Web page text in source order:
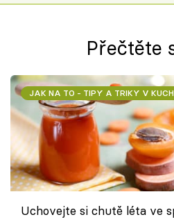
Přečtěte
JAK NA TO - TIPY A TRIKY V
Uchovejte si chutě léta ve